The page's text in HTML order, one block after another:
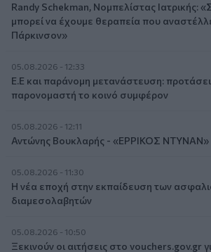
Randy Schekman, Νομπελίστας Ιατρικής:
μπορεί να έχουμε θεραπεία που
Πάρκινσον»
05.08.2026 - 12:33
Ε.Ε και παράνομη μετανάστευση:
παρονομαστή το κοινό συμφέρον
05.08.2026 - 12:11
Αντώνης Βουκλαρής - «ΕΡΡΙΚΟΣ ΝΤΥΝΑΝ»
05.08.2026 - 11:30
Η νέα εποχή στην εκπαίδευση των
διαμεσολαβητών
05.08.2026 - 10:50
Ξεκινούν οι αιτήσεις στο vouchers.gov.gr